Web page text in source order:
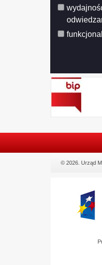
Otwarte dane
XML
© 2026. Urząd